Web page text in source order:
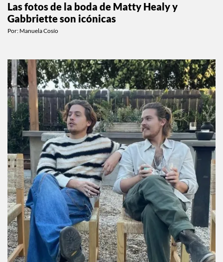
Las fotos de la boda de Matty Healy y
Gabbriette son icónicas
Por: Manuela Cosío